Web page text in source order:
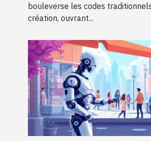
bouleverse les codes
création, ouvrant...